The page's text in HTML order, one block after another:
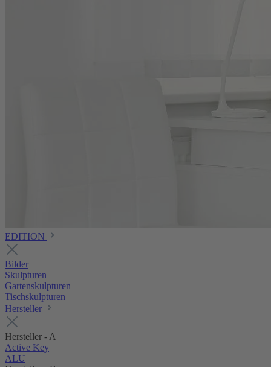
EDITION
Bilder
Skulpturen
Gartenskulpturen
Tischskulpturen
Hersteller
Hersteller - A
Active Key
ALU